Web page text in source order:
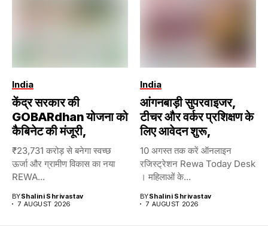
India
केंद्र सरकार की
GOBARdhan योजना को
कैबिनेट की मंजूरी,
₹23,731 करोड़ से बनेगा स्वच्छ
ऊर्जा और ग्रामीण विकास का नया
REWA...
BYShalini Shrivastav
7 AUGUST 2026
India
आंगनबाड़ी सुपरवाइजर,
टीचर और वर्कर प्रशिक्षण के
लिए आवेदन शुरू,
10 अगस्त तक करें ऑनलाइन
रजिस्ट्रेशन Rewa Today Desk
। महिलाओं के...
BYShalini Shrivastav
7 AUGUST 2026